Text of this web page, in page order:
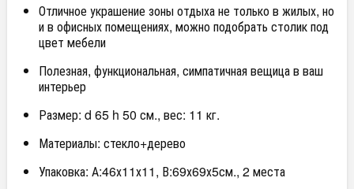
Отличное украшение зоны отдыха не только в жилых, но
и в офисных помещениях, можно подобрать столик под
цвет мебели
Полезная, функциональная, симпатичная вещица в ваш
интерьер
Размер: d 65 h 50 см., вес: 11 кг.
Материалы: стекло+дерево
Упаковка: А:46х11х11, В:69х69х5см., 2 места